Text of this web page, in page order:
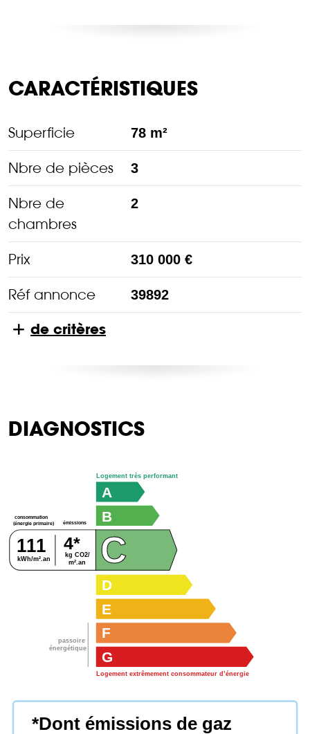
CARACTÉRISTIQUES
Superficie 78 m²
Nbre de pièces 3
Nbre de
chambres
2
Prix 310 000 €
Réf annonce 39892
de critères
DIAGNOSTICS
consommation
(énergie primaire)
émissions
kg CO2/
m².an
kWh/m².an
111 4*
passoire
énergétique
G
Logement extrêmement consommateur d’énergie
F
E
D
C
B
A
Logement très performant
*Dont émissions de gaz